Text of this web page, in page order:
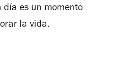
día es un momento
la vida.